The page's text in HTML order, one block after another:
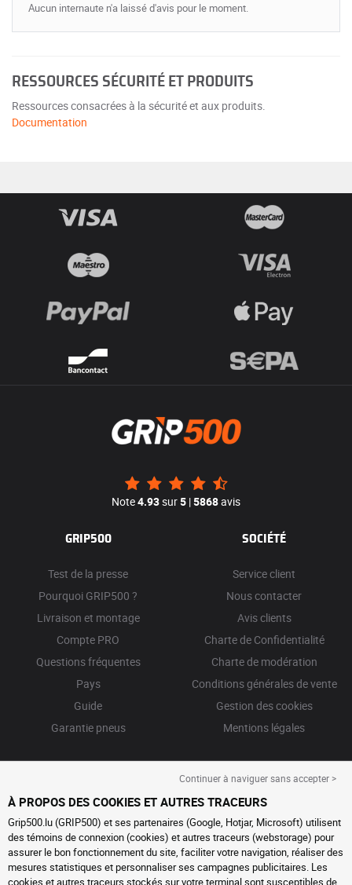
Aucun internaute n'a laissé d'avis pour le moment.
RESSOURCES SÉCURITÉ ET PRODUITS
Ressources consacrées à la sécurité et aux produits.
Documentation
Note4.93sur5 |5868avis
GRIP500
Test de la presse
Pourquoi GRIP500 ?
Livraison et montage
Compte PRO
Questions fréquentes
Pays
Guide
Garantie pneus
SOCIÉTÉ
Service client
Nous contacter
Avis clients
Charte de Confidentialité
Charte de modération
Conditions générales de vente
Gestion des cookies
Mentions légales
Continuer à naviguer sans accepter >
À PROPOS DES COOKIES ET AUTRES TRACEURS
Grip500.lu (GRIP500) et ses partenaires (Google, Hotjar, Microsoft) utilisent
des témoins de connexion (cookies) et autres traceurs (webstorage) pour
assurer le bon fonctionnement du site, faciliter votre navigation, réaliser des
mesures statistiques et personnaliser ses campagnes publicitaires. Les
cookies et autres traceurs stockés sur votre terminal sont susceptibles de